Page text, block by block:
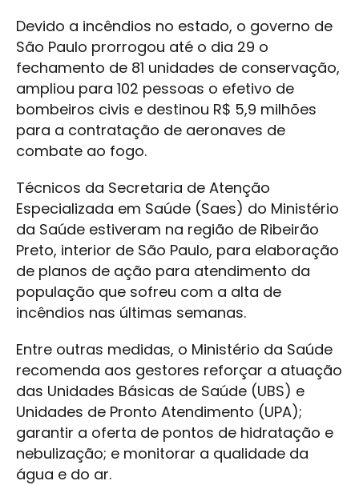
Devido a incêndios no estado, o governo de
São Paulo prorrogou até o dia 29 o
fechamento de 81 unidades de conservação,
ampliou para 102 pessoas o efetivo de
bombeiros civis e destinou R$ 5,9 milhões
para a contratação de aeronaves de
combate ao fogo.
Técnicos da Secretaria de Atenção
Especializada em Saúde (Saes) do Ministério
da Saúde estiveram na região de Ribeirão
Preto, interior de São Paulo, para elaboração
de planos de ação para atendimento da
população que sofreu com a alta de
incêndios nas últimas semanas.
Entre outras medidas, o Ministério da Saúde
recomenda aos gestores reforçar a atuação
das Unidades Básicas de Saúde (UBS) e
Unidades de Pronto Atendimento (UPA);
garantir a oferta de pontos de hidratação e
nebulização; e monitorar a qualidade da
água e do ar.